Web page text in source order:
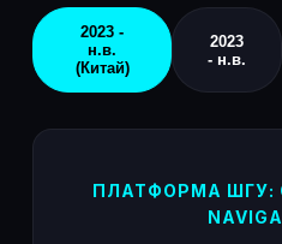
2023 -
н.в.
(Китай)
2023
- н.в.
ПЛАТФОРМА ШГУ: